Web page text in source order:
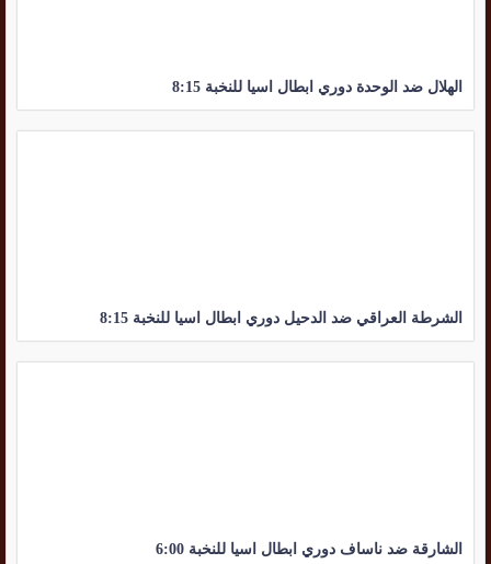
الهلال ضد الوحدة دوري ابطال اسيا للنخبة 8:15
الشرطة العراقي ضد الدحيل دوري ابطال اسيا للنخبة 8:15
الشارقة ضد ناساف دوري ابطال اسيا للنخبة 6:00